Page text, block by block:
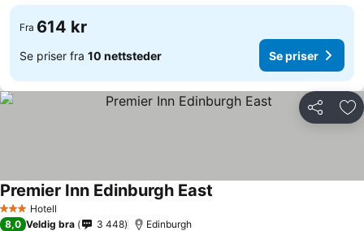
Fra 614 kr
Se priser fra 10 nettsteder Se priser
Del
3 StjernerHotell
Premier Inn Edinburgh East
8,0 Veldig bra 3 448 Edinburgh